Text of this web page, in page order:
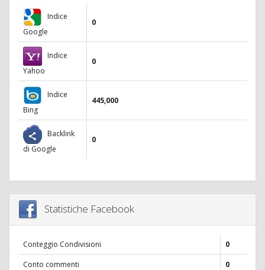
Indice
Google
0
Indice
Yahoo
0
Indice
Bing
445,000
Backlink
di Google
0
Statistiche Facebook
Conteggio Condivisioni
0
Conto commenti
0